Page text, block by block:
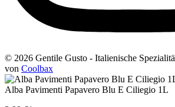
© 2026 Gentile Gusto - Italienische
von Coolbax
Alba Pavimenti Papavero Blu E Ciliegio 1L